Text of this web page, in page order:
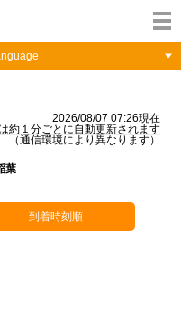
2026/08/07 07:26現在
約１分ごとに自動更新されます
（通信環境により異なります）
葉
到着時刻順